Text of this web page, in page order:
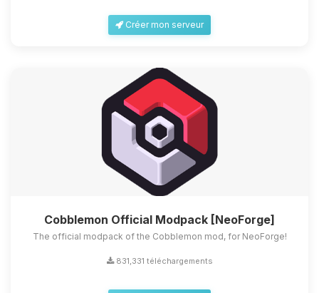
Créer mon serveur
Cobblemon Official Modpack [NeoForge]
The official modpack of the Cobblemon mod, for NeoForge!
831,331 téléchargements